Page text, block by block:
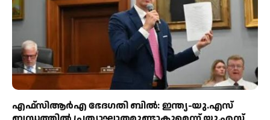
എഫ്‌സിആർഎ ഭേദഗതി ബിൽ: ഇന്ത്യ-യു.എസ്